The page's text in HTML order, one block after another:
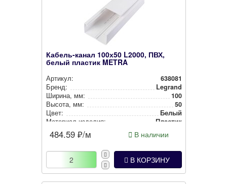
Кабель-канал 100х50 L2000, ПВХ,
белый пластик METRA
Артикул:
638081
Бренд:
Legrand
Ширина, мм:
100
Высота, мм:
50
Цвет:
Белый
Материал изделия:
Пластик
484.59 ₽/м В наличии
В КОРЗИНУ